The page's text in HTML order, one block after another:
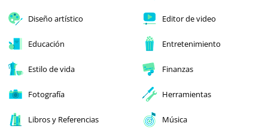
Diseño artístico Editor de video
Educación Entretenimiento
Estilo de vida Finanzas
Fotografía Herramientas
Libros y Referencias Música